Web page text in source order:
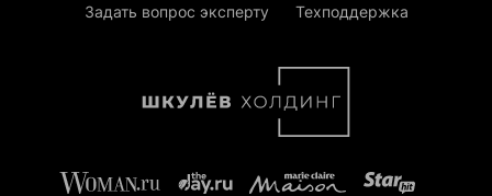
Задать вопрос эксперту
Техподдержка